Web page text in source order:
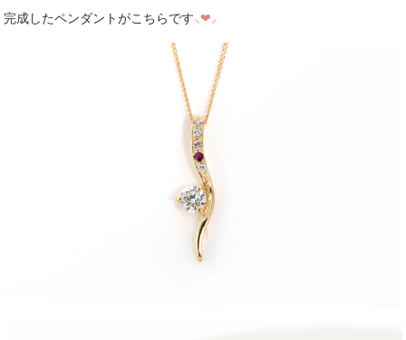
完成したペンダントがこちらです⸜❤︎⸝